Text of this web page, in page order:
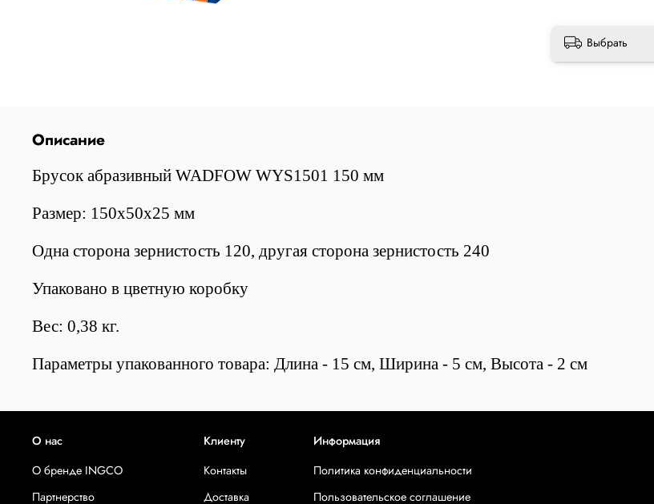
Выбрать
Описание
Брусок абразивный WADFOW WYS1501 150 мм
Размер: 150х50х25 мм
Одна сторона зернистость 120, другая сторона зернистость 240
Упаковано в цветную коробку
Вес: 0,38 кг.
Параметры упакованного товара: Длина - 15 см, Ширина - 5 см, Высота - 2 см
О нас
О бренде INGCO
Партнерство
Клиенту
Контакты
Доставка
Информация
Политика конфиденциальности
Пользовательское соглашение